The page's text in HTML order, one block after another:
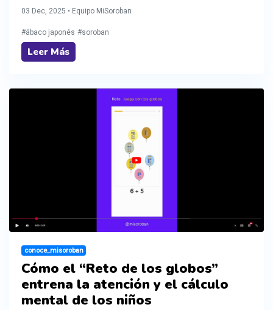
03 Dec, 2025 • Equipo MiSoroban
#ábaco japonés #soroban
Leer Más
conoce_misoroban
Cómo el “Reto de los globos”
entrena la atención y el cálculo
mental de los niños